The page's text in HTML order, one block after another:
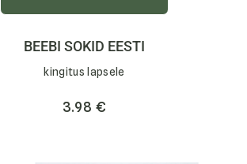
BEEBI SOKID EESTI
kingitus lapsele
3.98 €